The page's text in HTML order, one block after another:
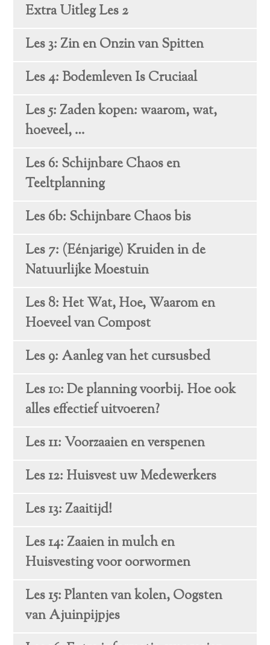
Extra Uitleg Les 2
Les 3: Zin en Onzin van Spitten
Les 4: Bodemleven Is Cruciaal
Les 5: Zaden kopen: waarom, wat,
hoeveel, …
Les 6: Schijnbare Chaos en
Teeltplanning
Les 6b: Schijnbare Chaos bis
Les 7: (Eénjarige) Kruiden in de
Natuurlijke Moestuin
Les 8: Het Wat, Hoe, Waarom en
Hoeveel van Compost
Les 9: Aanleg van het cursusbed
Les 10: De planning voorbij. Hoe ook
alles effectief uitvoeren?
Les 11: Voorzaaien en verspenen
Les 12: Huisvest uw Medewerkers
Les 13: Zaaitijd!
Les 14: Zaaien in mulch en
Huisvesting voor oorwormen
Les 15: Planten van kolen, Oogsten
van Ajuinpijpjes